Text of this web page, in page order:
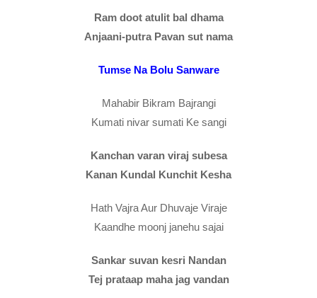
Ram doot atulit bal dhama
Anjaani-putra Pavan sut nama
Tumse Na Bolu Sanware
Mahabir Bikram Bajrangi
Kumati nivar sumati Ke sangi
Kanchan varan viraj subesa
Kanan Kundal Kunchit Kesha
Hath Vajra Aur Dhuvaje Viraje
Kaandhe moonj janehu sajai
Sankar suvan kesri Nandan
Tej prataap maha jag vandan